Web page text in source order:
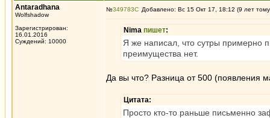
Antaradhana
Wolfshadow
Зарегистрирован:
16.01.2016
Суждений: 10000
№349783 Добавлено: Вс 15 Окт 17, 18:12 (9 лет
Nima пишет:
Я же написал, что сутры примерно
преимущества нет.
Да вы что? Разница от 500 (появления
Цитата:
Просто кто-то раньше письменно